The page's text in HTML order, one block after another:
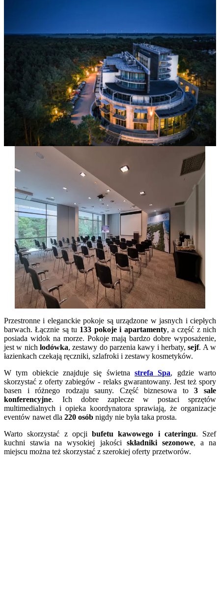
Przestronne i eleganckie pokoje są urządzone w jasnych i ciepłych
barwach. Łącznie są tu 133 pokoje i apartamenty, a część z nich
posiada widok na morze. Pokoje mają bardzo dobre wyposażenie,
jest w nich lodówka, zestawy do parzenia kawy i herbaty,sejf. A w
łazienkach czekają ręczniki, szlafroki i zestawy kosmetyków.
W tym obiekcie znajduje się świetna strefa Spa, gdzie warto
skorzystać z oferty zabiegów - relaks gwarantowany. Jest też spory
basen i różnego rodzaju sauny. Część biznesowa to3 sale
konferencyjne. Ich dobre zaplecze w postaci sprzętów
multimedialnych i opieka koordynatora sprawiają, że organizacje
eventów nawet dla 220 osób nigdy nie była taka prosta.
Warto skorzystać z opcji bufetu kawowego i cateringu. Szef
kuchni stawia na wysokiej jakości składniki sezonowe, a na
miejscu można też skorzystać z szerokiej oferty przetworów.